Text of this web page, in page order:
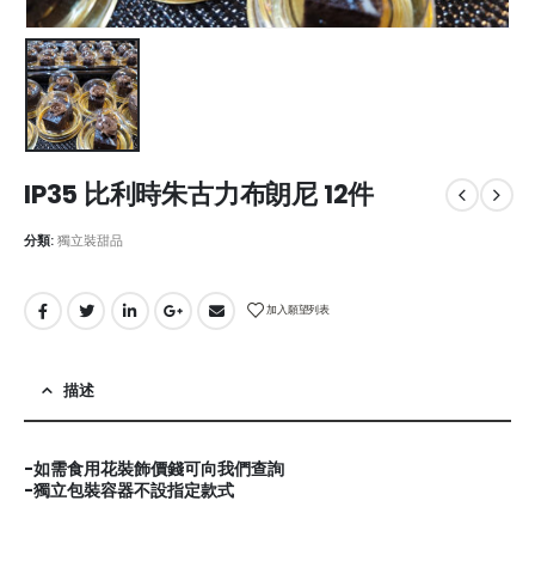
IP35 比利時朱古力布朗尼 12件
分類:獨立裝甜品
加入願望列表
描述
-如需食用花裝飾價錢可向我們查詢
-獨立包裝容器不設指定款式